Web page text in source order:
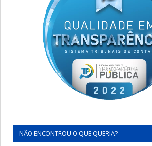
NÃO ENCONTROU O QUE QUERIA?